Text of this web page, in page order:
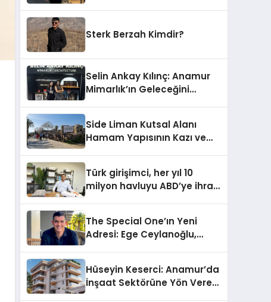
Sterk Berzah Kimdir?
Selin Ankay Kılınç: Anamur
Mimarlık’ın Geleceğini
Side Liman Kutsal Alanı
Hamam Yapısının Kazı ve
Katkılarıyla Tamamlandı
Türk girişimci, her yıl 10
milyon havluyu ABD’ye ihraç
The Special One’ın Yeni
Adresi: Ege Ceylanoğlu,
Geldi!
Hüseyin Keserci: Anamur’da
İnşaat Sektörüne Yön Veren